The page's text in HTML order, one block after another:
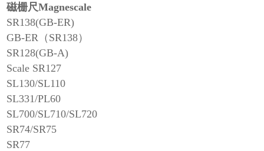
磁栅尺Magnescale
SR138(GB-ER)
GB-ER（SR138）
SR128(GB-A)
Scale SR127
SL130/SL110
SL331/PL60
SL700/SL710/SL720
SR74/SR75
SR77